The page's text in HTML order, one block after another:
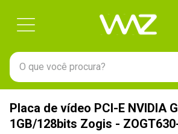
O que você procura?
Placa de vídeo PCI-E NVIDIA
1GB/128bits Zogis -
1º
gabinete